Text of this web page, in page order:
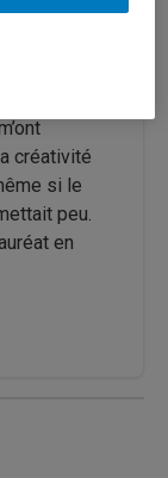
créativité
si le
peu.
en